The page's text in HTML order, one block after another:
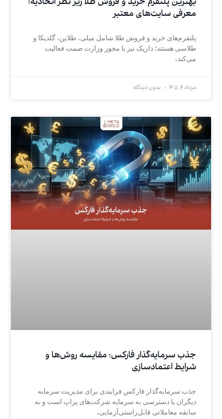
بهترین پلتفرم خرید و فروش طلا زیر نظر اتحادیه؛
معرفی سایت‌های معتبر
پلتفرم‌های خرید و فروش طلا شامل میلی، طلاین، گلدیکا و
طلاسی هستند؛ داریک نیز با مجوز وزارت صمت فعالیت
می‌کند،
مرداد 4, 1405 بدون دیدگاه
جذب سرمایه‌گذار فارکس؛ مقایسه روش‌ها و
شرایط اعتمادسازی
جذب سرمایه‌گذار فارکس فرایندی برای مدیریت سرمایه
دیگران یا دسترسی به سرمایه شرکت‌های پراپ است و به
سابقه معاملاتی قابل‌راستی‌آزمایی،